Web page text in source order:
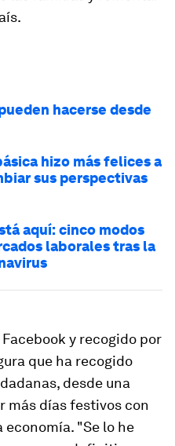
hacerse desde
hizo más felices a
sus perspectivas
aquí: cinco modos
laborales tras la
y recogido por
que ha recogido
desde una
más días festivos con
"Se lo he